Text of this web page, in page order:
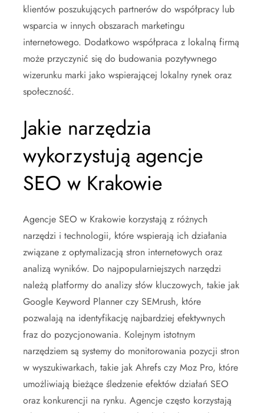
klientów poszukujących partnerów do współpracy lub
wsparcia w innych obszarach marketingu
internetowego. Dodatkowo współpraca z lokalną firmą
może przyczynić się do budowania pozytywnego
wizerunku marki jako wspierającej lokalny rynek oraz
społeczność.
Jakie narzędzia
wykorzystują agencje
SEO w Krakowie
Agencje SEO w Krakowie korzystają z różnych
narzędzi i technologii, które wspierają ich działania
związane z optymalizacją stron internetowych oraz
analizą wyników. Do najpopularniejszych narzędzi
należą platformy do analizy słów kluczowych, takie jak
Google Keyword Planner czy SEMrush, które
pozwalają na identyfikację najbardziej efektywnych
fraz do pozycjonowania. Kolejnym istotnym
narzędziem są systemy do monitorowania pozycji stron
w wyszukiwarkach, takie jak Ahrefs czy Moz Pro, które
umożliwiają bieżące śledzenie efektów działań SEO
oraz konkurencji na rynku. Agencje często korzystają